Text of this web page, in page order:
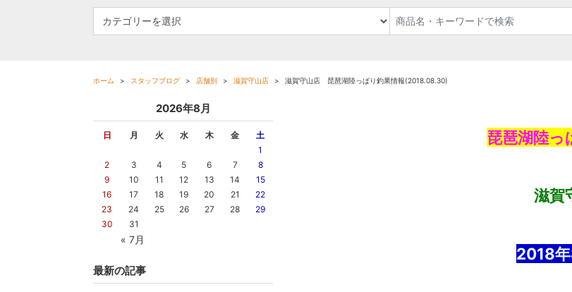
ホーム スタッフブログ 店舗別 滋賀守山店 滋賀守山店 琵琶湖陸っぱり釣果情報(2018.08.30)
琵琶湖陸っ
滋賀
2018
2026年8月
日 月 火 水 木 金 土
« 7月
1
2
3 4 5 6 7
8
9
10 11 12 13 14
15
16
17 18 19 20 21
22
23
24 25 26 27 28
29
30
31
最新の記事